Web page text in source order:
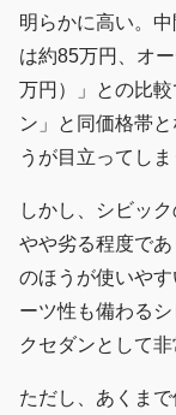
明らかに高い。
は約85万円、オ
万円）」との比
ン」と同価格帯
うが目立ってしま
しかし、シビッ
やや劣る程度で
のほうが使いや
ーツ性も備わる
クセダンとして非
ただし、あくま